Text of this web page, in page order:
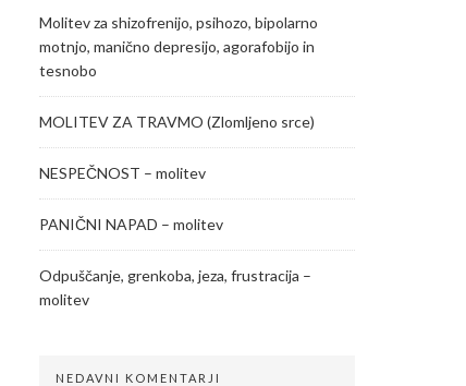
Molitev za shizofrenijo, psihozo, bipolarno
motnjo, manično depresijo, agorafobijo in
tesnobo
MOLITEV ZA TRAVMO (Zlomljeno srce)
NESPEČNOST – molitev
PANIČNI NAPAD – molitev
Odpuščanje, grenkoba, jeza, frustracija –
molitev
NEDAVNI KOMENTARJI